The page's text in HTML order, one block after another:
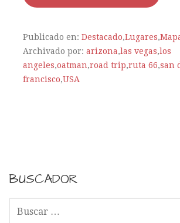
Publicado en: Destacado,Lugares,
Archivado por: arizona,las vegas,los
angeles,oatman,road trip,ruta 66,san
francisco,USA
BUSCADOR